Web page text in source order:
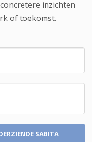
inzichten
of toekomst.
SABITA